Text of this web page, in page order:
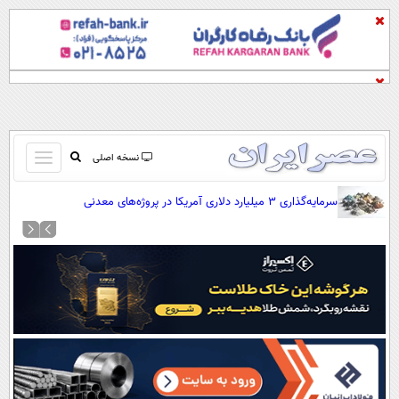
نسخه اصلی
باز
و
کردن
صفحه اول
آرشیو
نظرسنجی
آب و هوا
اوقات شرعی
سواد زندگی
سرمایه‌گذاری ۳ میلیارد دلاری آمریکا در پروژه‌های معدنی